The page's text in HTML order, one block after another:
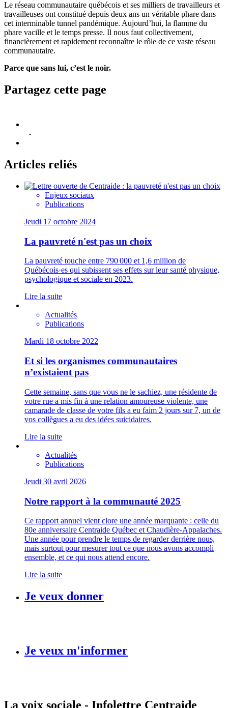
Le réseau communautaire québécois et ses milliers de travailleurs et
travailleuses ont constitué depuis deux ans un véritable phare dans
cet interminable tunnel pandémique. Aujourd’hui, la flamme du
phare vacille et le temps presse. Il nous faut collectivement,
financièrement et rapidement reconnaître le rôle de ce vaste réseau
communautaire.
Parce que sans lui, c’est le noir.
Partagez cette page
Articles reliés
Enjeux sociaux
Publications
Jeudi 17 octobre 2024
La pauvreté n'est pas un choix
La pauvreté touche entre 790 000 et 1,6 million de
Québécois·es qui subissent ses effets sur leur santé physique,
psychologique et sociale en 2023.
Lire la suite
Actualités
Publications
Mardi 18 octobre 2022
Et si les organismes communautaires
n’existaient pas
Cette semaine, sans que vous ne le sachiez, une résidente de
votre rue a mis fin à une relation amoureuse violente, une
camarade de classe de votre fils a eu faim 2 jours sur 7, un de
vos collègues a eu des idées suicidaires.
Lire la suite
Actualités
Publications
Jeudi 30 avril 2026
Notre rapport à la communauté 2025
Ce rapport annuel vient clore une année marquante : celle du
80e anniversaire Centraide Québec et Chaudière-Appalaches.
Une année pour prendre le temps de regarder derrière nous,
mais surtout pour mesurer tout ce que nous avons accompli
ensemble, et ce qui nous attend encore.
Lire la suite
Je veux donner
Je veux m'informer
La voix sociale - Infolettre Centraide